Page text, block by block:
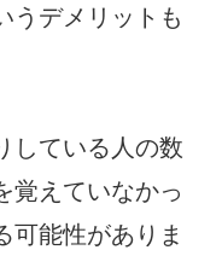
うデメリットも
している人の数
覚えていなかっ
可能性がありま